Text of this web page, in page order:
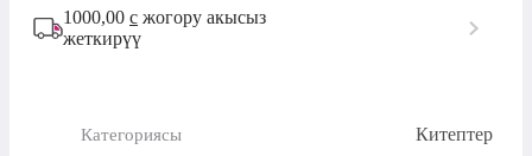
1000,00 с жогору акысыз
жеткирүү
Категориясы Китептер